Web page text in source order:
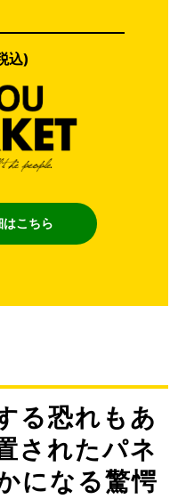
込)
こちら
る恐れもあ
されたパネ
になる驚愕